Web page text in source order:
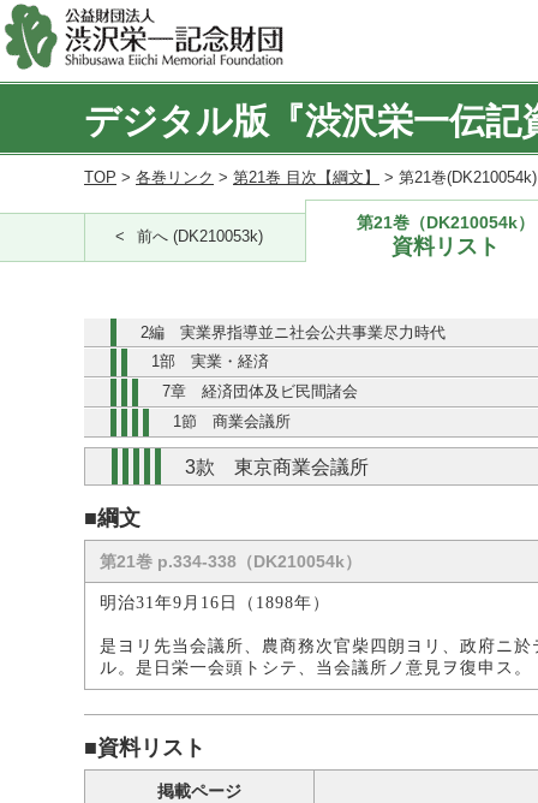
デジタル版『渋沢栄一伝記
TOP > 各巻リンク > 第21巻 目次【綱文】 > 第21巻
前へ (DK210053k)
第21巻（DK210054k）
資料リスト
2編 実業界指導並ニ社会公共事業尽力時代
1部 実業・経済
7章 経済団体及ビ民間諸会
1節 商業会議所
3款 東京商業会議所
■綱文
第21巻 p.334-338（DK210054k）
明治31年9月16日（1898年）
是ヨリ先当会議所、農商務次官柴四朗ヨリ、政府ニ
ル。是日栄一会頭トシテ、当会議所ノ意見ヲ復申ス。
■資料リスト
掲載ページ